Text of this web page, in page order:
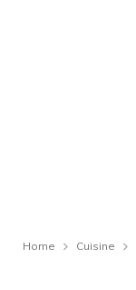
Home Cuisine